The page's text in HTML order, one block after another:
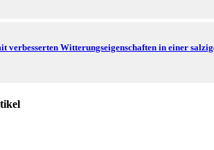
verbesserten Witterungseigenschaften in einer